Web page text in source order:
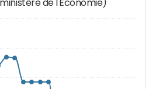
de l'Economie)